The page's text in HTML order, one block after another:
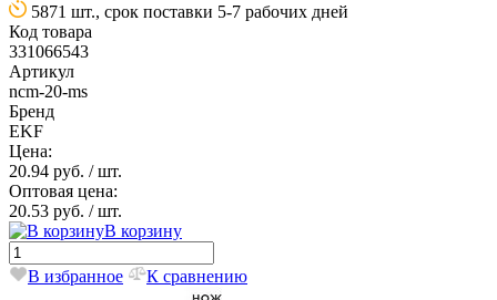
5871 шт., срок поставки 5-7 рабочих дней
Код товара
331066543
Артикул
ncm-20-ms
Бренд
EKF
Цена:
20.94 руб. / шт.
Оптовая цена:
20.53 руб. / шт.
В корзину
В избранное К сравнению